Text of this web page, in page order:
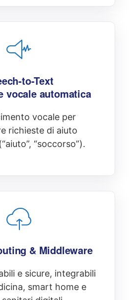
to-Text
vocale automatica
vocale per
richieste di aiuto
“soccorso”).
& Middleware
e sicure, integrabili
smart home e